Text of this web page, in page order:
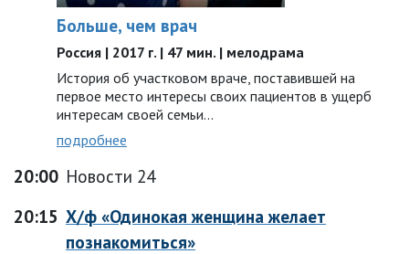
Больше, чем врач
Россия | 2017 г. | 47 мин. | мелодрама
История об участковом враче, поставившей на
первое место интересы своих пациентов в ущерб
интересам своей семьи…
подробнее
20:00 Новости 24
20:15 Х/ф «Одинокая женщина желает
познакомиться»